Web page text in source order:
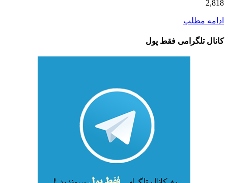
2,818
ادامه مطلب
کانال تلگرامی فقط پول